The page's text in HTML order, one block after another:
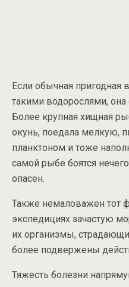
Если обычная пригодная
такими водорослями, она
Более крупная хищная
окунь, поедала мелкую,
планктоном и тоже
самой рыбе боятся
опасен.
Также немаловажен тот
экспедициях зачастую
их организмы,
более подвержены
Тяжесть болезни